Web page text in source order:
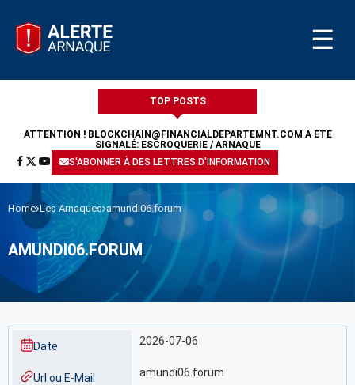
☰
TOP POSTS
ATTENTION ! BLOCKCHAIN@FINANCIALDEPARTEMNT.COM A ÉTÉ
SIGNALÉ: ESCROQUERIE / ARNAQUE
S'ABONNER À DES LETTRES D'INFORMATION
Home Les Arnaques amundi06.forum
AMUNDI06.FORUM
Date 2026-07-06
Url ou E-Mail amundi06.forum